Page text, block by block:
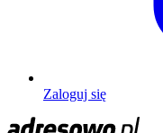
Zaloguj się